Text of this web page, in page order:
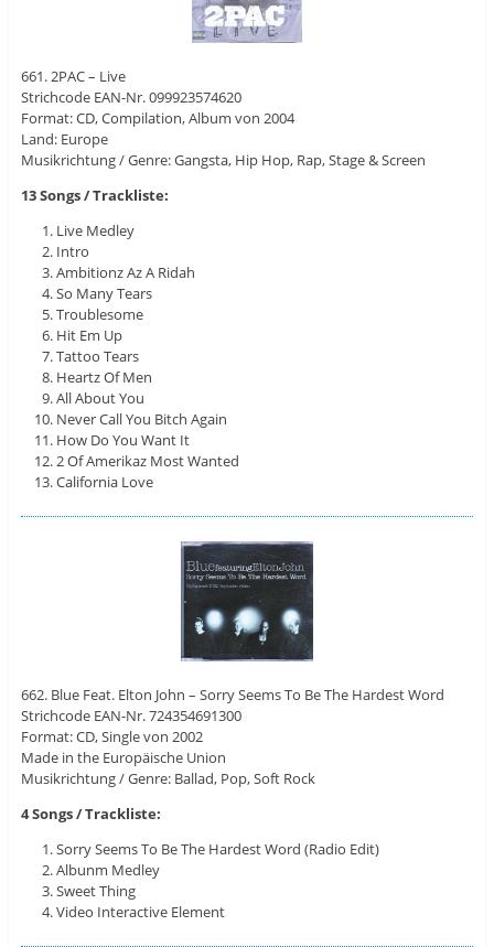
661. 2PAC – Live
Strichcode EAN-Nr. 099923574620
Format: CD, Compilation, Album von 2004
Land: Europe
Musikrichtung / Genre: Gangsta, Hip Hop, Rap, Stage & Screen
13 Songs / Trackliste:
Live Medley
Intro
Ambitionz Az A Ridah
So Many Tears
Troublesome
Hit Em Up
Tattoo Tears
Heartz Of Men
All About You
Never Call You Bitch Again
How Do You Want It
2 Of Amerikaz Most Wanted
California Love
662. Blue Feat. Elton John – Sorry Seems To Be The Hardest Word
Strichcode EAN-Nr. 724354691300
Format: CD, Single von 2002
Made in the Europäische Union
Musikrichtung / Genre: Ballad, Pop, Soft Rock
4 Songs / Trackliste:
Sorry Seems To Be The Hardest Word (Radio Edit)
Albunm Medley
Sweet Thing
Video Interactive Element